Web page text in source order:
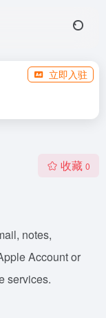
立即入驻
收藏 0
notes,
Account or
services.